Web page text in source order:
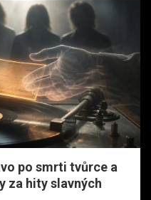
po smrti tvůrce a
za hity slavných